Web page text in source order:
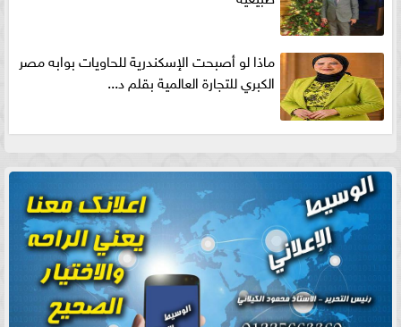
ماذا لو أصبحت الإسكندرية للحاويات بوابه مصر
الكبري للتجارة العالمية بقلم د...